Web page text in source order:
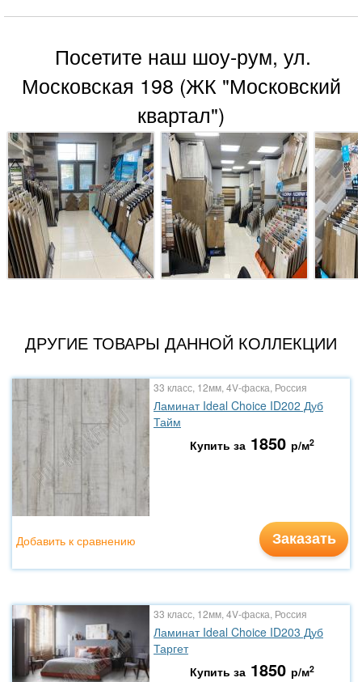
Посетите наш шоу-рум, ул.
Московская 198 (ЖК "Московский
квартал")
ДРУГИЕ ТОВАРЫ ДАННОЙ КОЛЛЕКЦИИ
33 класс, 12мм, 4V-фаска, Россия
Ламинат Ideal Choice ID202 Дуб
Тайм
Купить за 1850 р/м2
Заказать
Добавить к сравнению
33 класс, 12мм, 4V-фаска, Россия
Ламинат Ideal Choice ID203 Дуб
Таргет
Купить за 1850 р/м2